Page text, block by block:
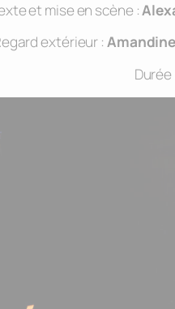
et mise en scène :
extérieur :
Durée